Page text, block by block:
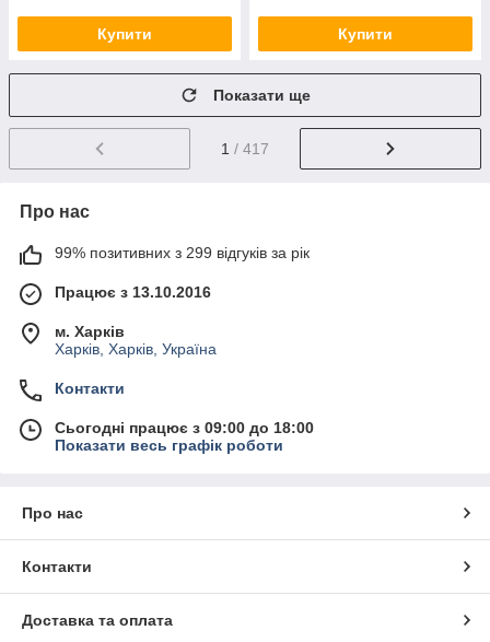
Купити Купити
Показати ще
1 / 417
Про нас
99% позитивних з 299 відгуків за рік
Працює з 13.10.2016
м. Харків
Харків, Харків, Україна
Контакти
Сьогодні працює з 09:00 до 18:00
Показати весь графік роботи
Про нас
Контакти
Доставка та оплата